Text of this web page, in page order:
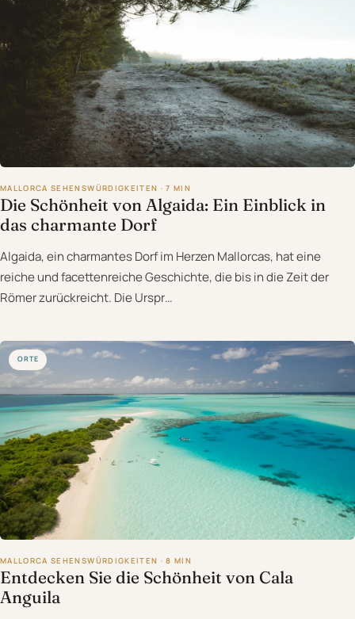
MALLORCA SEHENSWÜRDIGKEITEN · 7 MIN
Die Schönheit von Algaida: Ein Einblick in
das charmante Dorf
Algaida, ein charmantes Dorf im Herzen Mallorcas, hat eine
reiche und facettenreiche Geschichte, die bis in die Zeit der
Römer zurückreicht. Die Urspr…
ORTE
MALLORCA SEHENSWÜRDIGKEITEN · 8 MIN
Entdecken Sie die Schönheit von Cala
Anguila